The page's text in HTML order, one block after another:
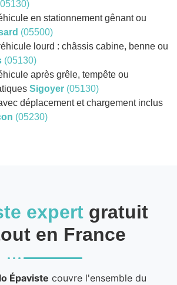
en stationnement gênant ou
(05500)
lourd : châssis cabine, benne ou
(05130)
après grêle, tempête ou
Sigoyer (05130)
déplacement et chargement inclus
(05230)
expertgratuit
en France
Épaviste couvre l'ensemble du